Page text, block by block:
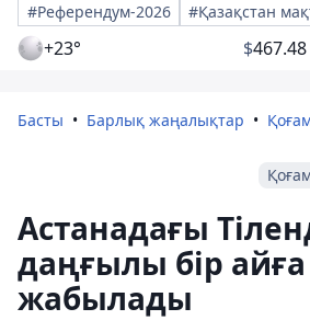
#Референдум-2026
#Қазақстан
+23° $467.48
Басты Барлық жаңалықтар
Астанадағы
даңғылы бір айға
жабылады